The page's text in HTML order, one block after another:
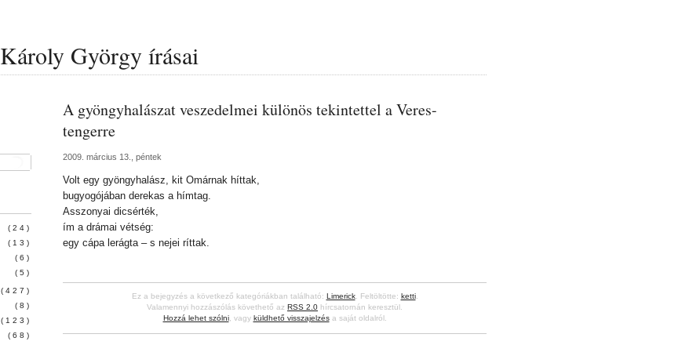
Károly György írásai
A gyöngyhalászat veszedelmei különös tekintettel a Veres-
tengerre
2009. március 13., péntek
Volt egy gyöngyhalász, kit Omárnak híttak,
bugyogójában derekas a hímtag.
Asszonyai dicsérték,
ím a drámai vétség:
egy cápa lerágta – s nejei ríttak.
Ez a bejegyzés a következő kategóriákban található: Limerick. Feltöltötte: ketti.
Valamennyi hozzászólás követhető az RSS 2.0 hírcsatornán keresztül.
Hozzá lehet szólni, vagy küldhető visszajelzésa saját oldalról.
(24)
(13)
(6)
(5)
(427)
(8)
(123)
(68)